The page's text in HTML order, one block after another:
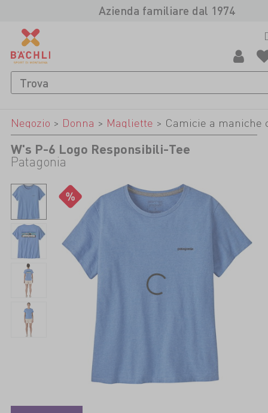
Azienda familiare dal 1974
Negozio > Donna > Magliette > Camicie a maniche
W's P-6 Logo Responsibili-Tee
Patagonia